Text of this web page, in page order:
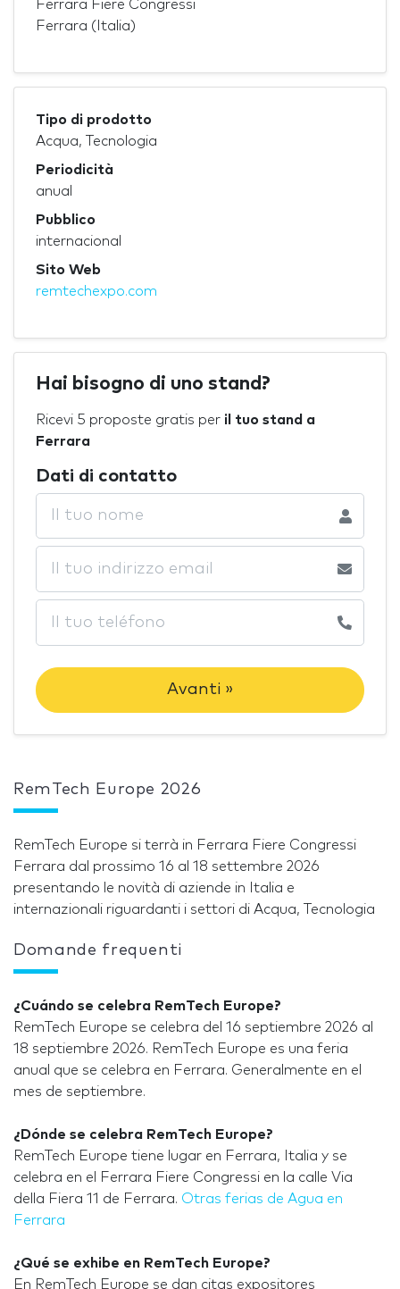
Ferrara Fiere Congressi
Ferrara (Italia)
Tipo di prodotto
Acqua, Tecnologia
Periodicità
anual
Pubblico
internacional
Sito Web
remtechexpo.com
Hai bisogno di uno stand?
Ricevi 5 proposte gratis per il tuo stand a
Ferrara
Dati di contatto
Avanti »
RemTech Europe 2026
RemTech Europe si terrà in Ferrara Fiere Congressi
Ferrara dal prossimo 16 al 18 settembre 2026
presentando le novità di aziende in Italia e
internazionali riguardanti i settori di Acqua, Tecnologia
Domande frequenti
¿Cuándo se celebra RemTech Europe?
RemTech Europe se celebra del 16 septiembre 2026 al
18 septiembre 2026. RemTech Europe es una feria
anual que se celebra en Ferrara. Generalmente en el
mes de septiembre.
¿Dónde se celebra RemTech Europe?
RemTech Europe tiene lugar en Ferrara, Italia y se
celebra en el Ferrara Fiere Congressi en la calle Via
della Fiera 11 de Ferrara. Otras ferias de Agua en
Ferrara
¿Qué se exhibe en RemTech Europe?
En RemTech Europe se dan citas expositores